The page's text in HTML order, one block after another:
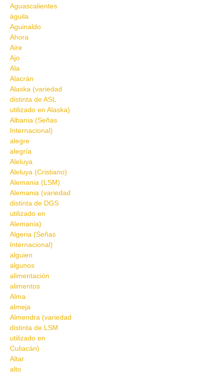
Aguascalientes
águila
Aguinaldo
Ahora
Aire
Ajo
Ala
Alacrán
Alaska (variedad
distinta de ASL
utilizado en Alaska)
Albania (Señas
Internacional)
alegre
alegría
Aleluya
Aleluya (Cristiano)
Alemania (LSM)
Alemania (variedad
distinta de DGS
utilizado en
Alemania)
Algeria (Señas
Internacional)
alguien
algunos
alimentación
alimentos
Alma
almeja
Almendra (variedad
distinta de LSM
utilizado en
Culiacán)
Altar
alto